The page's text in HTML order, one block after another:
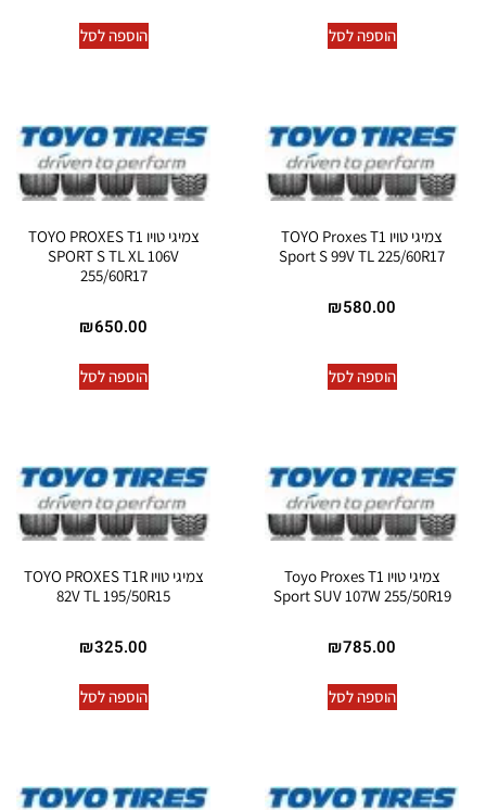
הוספה לסל הוספה לסל
צמיגי טויו TOYO Proxes T1
Sport S 99V TL 225/60R17
₪580.00
הוספה לסל
צמיגי טויו TOYO PROXES T1
SPORT S TL XL 106V
255/60R17
₪650.00
הוספה לסל
צמיגי טויו Toyo Proxes T1
Sport SUV 107W 255/50R19
₪785.00
הוספה לסל
צמיגי טויו TOYO PROXES T1R
82V TL 195/50R15
₪325.00
הוספה לסל